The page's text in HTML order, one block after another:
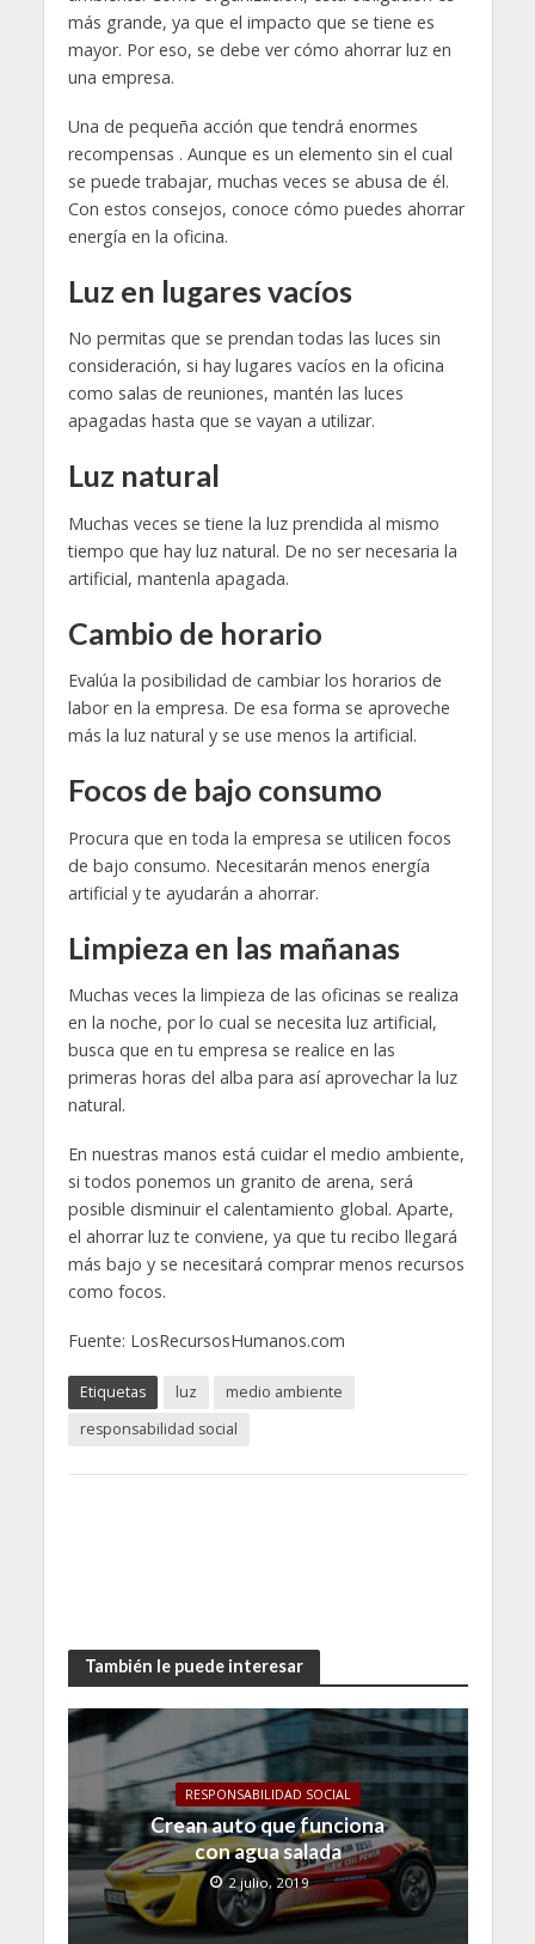
más grande, ya que el impacto que se tiene es
mayor. Por eso, se debe ver cómo ahorrar luz en
una empresa.
Una de pequeña acción que tendrá enormes
recompensas . Aunque es un elemento sin el cual
se puede trabajar, muchas veces se abusa de él.
Con estos consejos, conoce cómo puedes ahorrar
energía en la oficina.
Luz en lugares vacíos
No permitas que se prendan todas las luces sin
consideración, si hay lugares vacíos en la oficina
como salas de reuniones, mantén las luces
apagadas hasta que se vayan a utilizar.
Luz natural
Muchas veces se tiene la luz prendida al mismo
tiempo que hay luz natural. De no ser necesaria la
artificial, mantenla apagada.
Cambio de horario
Evalúa la posibilidad de cambiar los horarios de
labor en la empresa. De esa forma se aproveche
más la luz natural y se use menos la artificial.
Focos de bajo consumo
Procura que en toda la empresa se utilicen focos
de bajo consumo. Necesitarán menos energía
artificial y te ayudarán a ahorrar.
Limpieza en las mañanas
Muchas veces la limpieza de las oficinas se realiza
en la noche, por lo cual se necesita luz artificial,
busca que en tu empresa se realice en las
primeras horas del alba para así aprovechar la luz
natural.
En nuestras manos está cuidar el medio ambiente,
si todos ponemos un granito de arena, será
posible disminuir el calentamiento global. Aparte,
el ahorrar luz te conviene, ya que tu recibo llegará
más bajo y se necesitará comprar menos recursos
como focos.
Fuente: LosRecursosHumanos.com
Etiquetas luz
medio ambiente
responsabilidad social
También le puede interesar
RESPONSABILIDAD SOCIAL
Crean auto que funciona
con agua salada
2 julio, 2019